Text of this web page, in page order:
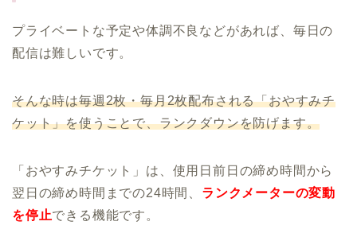
プライベートな予定や体調不良などがあれば、毎日の
配信は難しいです。
そんな時は毎週2枚・毎月2枚配布される「おやすみチ
ケット」を使うことで、ランクダウンを防げます。
「おやすみチケット」は、使用日前日の締め時間から
翌日の締め時間までの24時間、 ランクメーターの変動
を停止できる機能です。